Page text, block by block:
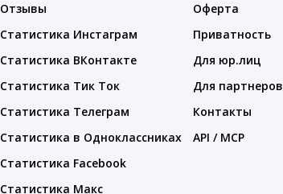
Отзывы
Статистика Инстаграм
Статистика ВКонтакте
Статистика Тик Ток
Статистика Телеграм
Статистика в Одноклассниках
Статистика Facebook
Статистика Макс
Оферта
Приватность
Для юр.лиц
Для партнеров
Контакты
API / MCP